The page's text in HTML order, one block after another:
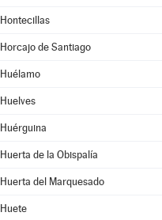
Hontecillas
Horcajo de Santiago
Huélamo
Huelves
Huérguina
Huerta de la Obispalía
Huerta del Marquesado
Huete